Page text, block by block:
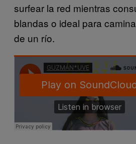
surfear la red mientras
blandas o ideal para
de un río.